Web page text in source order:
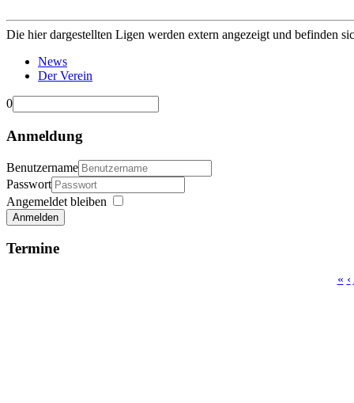
Die hier dargestellten Ligen werden extern angezeigt und befinden
News
Der Verein
0
Anmeldung
Benutzername
Passwort
Angemeldet bleiben
Anmelden
Termine
« ‹